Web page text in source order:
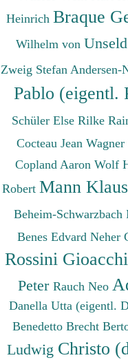
Heinrich Braque
Wilhelm von
Zweig Stefan Andersen-
Pablo (eigentl.
Schüler Else Rilke
Cocteau Jean
Copland Aaron Wolf
Robert Mann Klaus
Beheim-Schwarzbach
Benes Edvard Neher
Rossini
Peter Rauch Neo
Danella Utta (eigentl.
Benedetto Brecht
Ludwig Christo